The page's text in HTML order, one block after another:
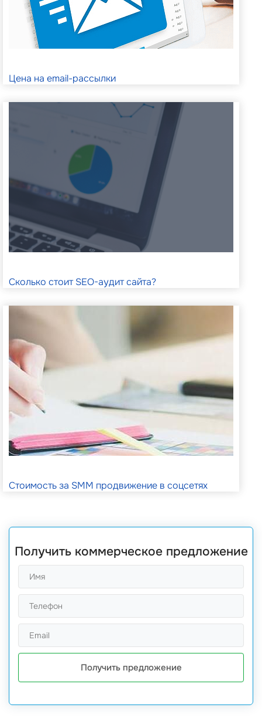
Цена на email-рассылки
Сколько стоит SEO-аудит сайта?
Стоимость за SMM продвижение в соцсетях
Получить коммерческое предложение
Получить предложение